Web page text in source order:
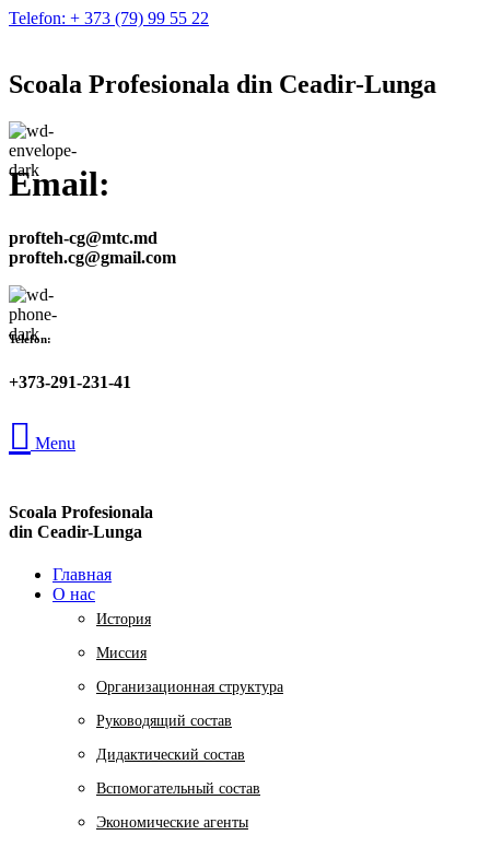
Telefon: + 373 (79) 99 55 22
Scoala Profesionala din Ceadir-Lunga
Email:
profteh-cg@mtc.md
profteh.cg@gmail.com
Telefon:
+373-291-231-41
Menu
Scoala Profesionala
din Ceadir-Lunga
Главная
О нас
История
Миссия
Организационная структура
Руководящий состав
Дидактический состав
Вспомогательный состав
Экономические агенты